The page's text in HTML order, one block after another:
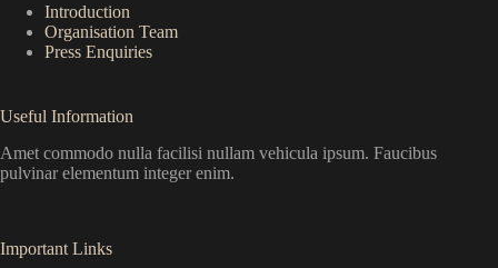
Introduction
Organisation Team
Press Enquiries
Useful Information
Amet commodo nulla facilisi nullam vehicula ipsum. Faucibus
pulvinar elementum integer enim.
Important Links